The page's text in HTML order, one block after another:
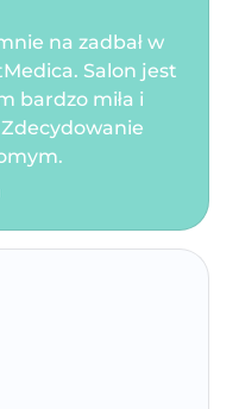
na zadbał w
Salon jest
bardzo miła i